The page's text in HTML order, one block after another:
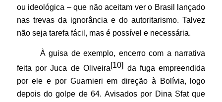
ou ideológica – que não aceitam ver o Brasil lançado
nas trevas da ignorância e do autoritarismo. Talvez
não seja tarefa fácil, mas é possível e necessária.
À guisa de exemplo, encerro com a narrativa
feita por Juca de Oliveira[10] da fuga empreendida
por ele e por Guarnieri em direção à Bolívia, logo
depois do golpe de 64. Avisados por Dina Sfat que